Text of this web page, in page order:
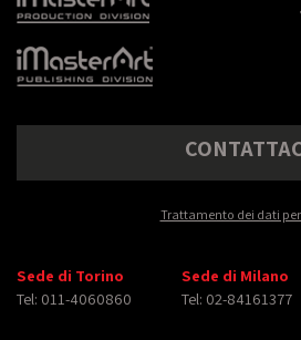
Trattamento dei dati
Sede di Torino
Tel: 011-4060860
Sede di Milano
Tel: 02-84161377